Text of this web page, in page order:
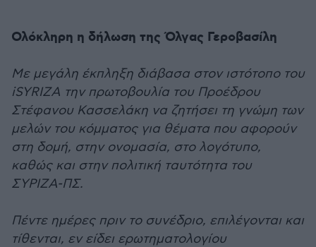
Ολόκληρη η δήλωση της Όλγας Γεροβασίλη
Με μεγάλη έκπληξη διάβασα στον ιστότοπο του
iSYRIZA την πρωτοβουλία του Προέδρου
Στέφανου Κασσελάκη να ζητήσει τη γνώμη των
μελών του κόμματος για θέματα που αφορούν
στη δομή, στην ονομασία, στο λογότυπο,
καθώς και στην πολιτική ταυτότητα του
ΣΥΡΙΖΑ-ΠΣ.
Πέντε ημέρες πριν το συνέδριο, επιλέγονται και
τίθενται, εν είδει ερωτηματολογίου